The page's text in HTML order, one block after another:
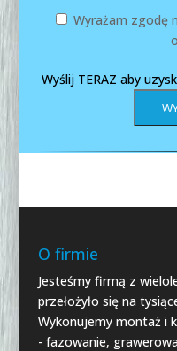
Wyrażam zgodę
Wyślij TERAZ aby
O firmie
Jesteśmy firmą z
przełożyło się na
Wykonujemy montaż i
- fazowanie,